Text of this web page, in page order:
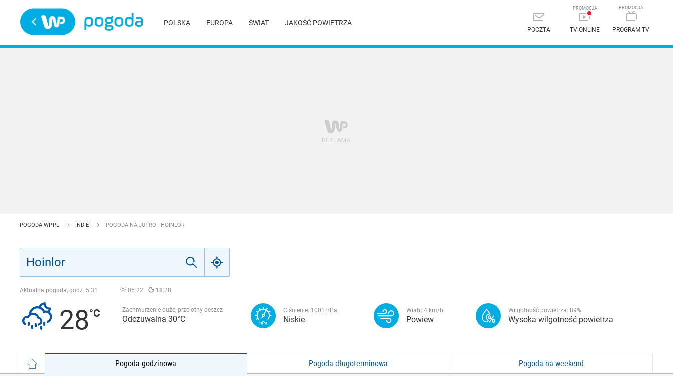
POLSKA EUROPA ŚWIAT JAKOŚĆ POWIETRZA
POCZTA TV ONLINE PROGRAM TV
POGODA WP.PL INDIE POGODA NA JUTRO - HOINLOR
Aktualna pogoda, godz. 5:31 05:22 18:28
28 Zachmurzenie duże, przelotny deszcz
Odczuwalna 30°C
Ciśnienie: 1001 hPa
Niskie
Wiatr: 4 km/h
Powiew
Wilgotność powietrza: 89%
Wysoka wilgotność powietrza
Pogoda godzinowa Pogoda długoterminowa Pogoda na weekend